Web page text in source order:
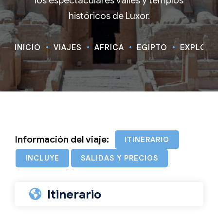
históricos de Luxor.
INICIO VIAJES ÁFRICA EGIPTO
Información del viaje: ITINERARIO
INCLUYE SALIDAS Y PRECIOS
Itinerario